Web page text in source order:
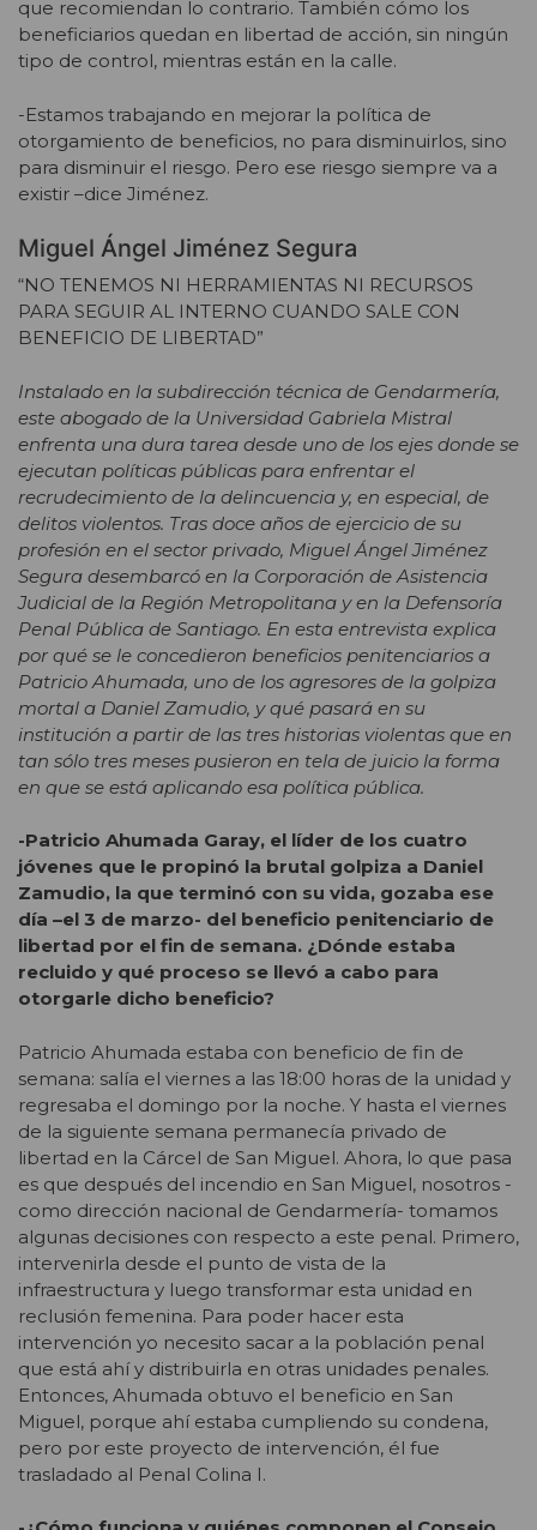
que recomiendan lo contrario. También cómo los
beneficiarios quedan en libertad de acción, sin ningún
tipo de control, mientras están en la calle.
-Estamos trabajando en mejorar la política de
otorgamiento de beneficios, no para disminuirlos, sino
para disminuir el riesgo. Pero ese riesgo siempre va a
existir –dice Jiménez.
Miguel Ángel Jiménez Segura
“NO TENEMOS NI HERRAMIENTAS NI RECURSOS
PARA SEGUIR AL INTERNO CUANDO SALE CON
BENEFICIO DE LIBERTAD”
Instalado en la subdirección técnica de Gendarmería,
este abogado de la Universidad Gabriela Mistral
enfrenta una dura tarea desde uno de los ejes donde se
ejecutan políticas públicas para enfrentar el
recrudecimiento de la delincuencia y, en especial, de
delitos violentos. Tras doce años de ejercicio de su
profesión en el sector privado, Miguel Ángel Jiménez
Segura desembarcó en la Corporación de Asistencia
Judicial de la Región Metropolitana y en la Defensoría
Penal Pública de Santiago. En esta entrevista explica
por qué se le concedieron beneficios penitenciarios a
Patricio Ahumada, uno de los agresores de la golpiza
mortal a Daniel Zamudio, y qué pasará en su
institución a partir de las tres historias violentas que en
tan sólo tres meses pusieron en tela de juicio la forma
en que se está aplicando esa política pública.
-Patricio Ahumada Garay, el líder de los cuatro
jóvenes que le propinó la brutal golpiza a Daniel
Zamudio, la que terminó con su vida, gozaba ese
día –el 3 de marzo- del beneficio penitenciario de
libertad por el fin de semana. ¿Dónde estaba
recluido y qué proceso se llevó a cabo para
otorgarle dicho beneficio?
Patricio Ahumada estaba con beneficio de fin de
semana: salía el viernes a las 18:00 horas de la unidad y
regresaba el domingo por la noche. Y hasta el viernes
de la siguiente semana permanecía privado de
libertad en la Cárcel de San Miguel. Ahora, lo que pasa
es que después del incendio en San Miguel, nosotros -
como dirección nacional de Gendarmería- tomamos
algunas decisiones con respecto a este penal. Primero,
intervenirla desde el punto de vista de la
infraestructura y luego transformar esta unidad en
reclusión femenina. Para poder hacer esta
intervención yo necesito sacar a la población penal
que está ahí y distribuirla en otras unidades penales.
Entonces, Ahumada obtuvo el beneficio en San
Miguel, porque ahí estaba cumpliendo su condena,
pero por este proyecto de intervención, él fue
trasladado al Penal Colina I.